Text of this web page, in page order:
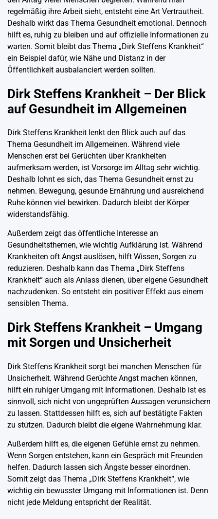
regelmäßig ihre Arbeit sieht, entsteht eine Art Vertrautheit.
Deshalb wirkt das Thema Gesundheit emotional. Dennoch
hilft es, ruhig zu bleiben und auf offizielle Informationen zu
warten. Somit bleibt das Thema „Dirk Steffens Krankheit“
ein Beispiel dafür, wie Nähe und Distanz in der
Öffentlichkeit ausbalanciert werden sollten.
Dirk Steffens Krankheit – Der Blick
auf Gesundheit im Allgemeinen
Dirk Steffens Krankheit lenkt den Blick auch auf das
Thema Gesundheit im Allgemeinen. Während viele
Menschen erst bei Gerüchten über Krankheiten
aufmerksam werden, ist Vorsorge im Alltag sehr wichtig.
Deshalb lohnt es sich, das Thema Gesundheit ernst zu
nehmen. Bewegung, gesunde Ernährung und ausreichend
Ruhe können viel bewirken. Dadurch bleibt der Körper
widerstandsfähig.
Außerdem zeigt das öffentliche Interesse an
Gesundheitsthemen, wie wichtig Aufklärung ist. Während
Krankheiten oft Angst auslösen, hilft Wissen, Sorgen zu
reduzieren. Deshalb kann das Thema „Dirk Steffens
Krankheit“ auch als Anlass dienen, über eigene Gesundheit
nachzudenken. So entsteht ein positiver Effekt aus einem
sensiblen Thema.
Dirk Steffens Krankheit – Umgang
mit Sorgen und Unsicherheit
Dirk Steffens Krankheit sorgt bei manchen Menschen für
Unsicherheit. Während Gerüchte Angst machen können,
hilft ein ruhiger Umgang mit Informationen. Deshalb ist es
sinnvoll, sich nicht von ungeprüften Aussagen verunsichern
zu lassen. Stattdessen hilft es, sich auf bestätigte Fakten
zu stützen. Dadurch bleibt die eigene Wahrnehmung klar.
Außerdem hilft es, die eigenen Gefühle ernst zu nehmen.
Wenn Sorgen entstehen, kann ein Gespräch mit Freunden
helfen. Dadurch lassen sich Ängste besser einordnen.
Somit zeigt das Thema „Dirk Steffens Krankheit“, wie
wichtig ein bewusster Umgang mit Informationen ist. Denn
nicht jede Meldung entspricht der Realität.